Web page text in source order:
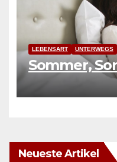
LEBENSART UNTERWEGS
Sommer,
Neueste Artikel